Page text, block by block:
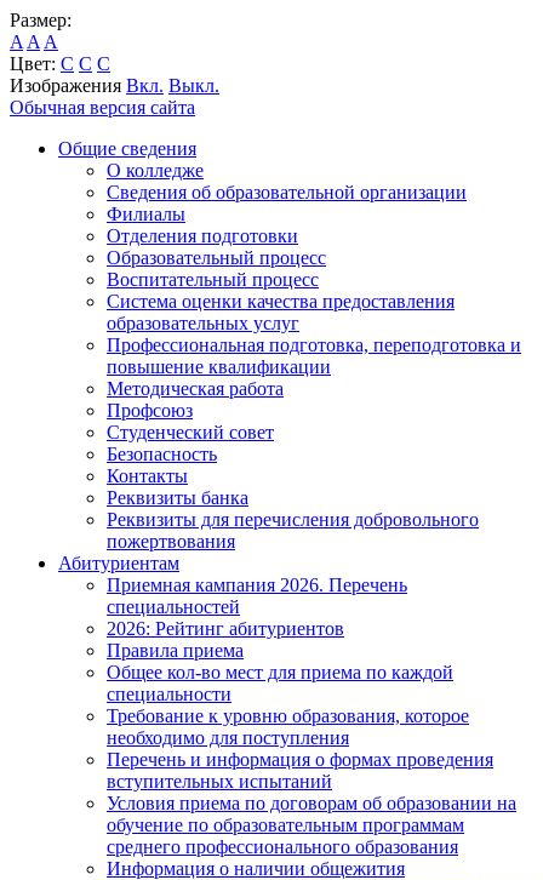
Размер:
A A A
Цвет: C C C
Изображения Вкл. Выкл.
Обычная версия сайта
Общие сведения
О колледже
Сведения об образовательной организации
Филиалы
Отделения подготовки
Образовательный процесс
Воспитательный процесс
Система оценки качества предоставления
образовательных услуг
Профессиональная подготовка, переподготовка и
повышение квалификации
Методическая работа
Профсоюз
Студенческий совет
Безопасность
Контакты
Реквизиты банка
Реквизиты для перечисления добровольного
пожертвования
Абитуриентам
Приемная кампания 2026. Перечень
специальностей
2026: Рейтинг абитуриентов
Правила приема
Общее кол-во мест для приема по каждой
специальности
Требование к уровню образования, которое
необходимо для поступления
Перечень и информация о формах проведения
вступительных испытаний
Условия приема по договорам об образовании на
обучение по образовательным программам
среднего профессионального образования
Информация о наличии общежития